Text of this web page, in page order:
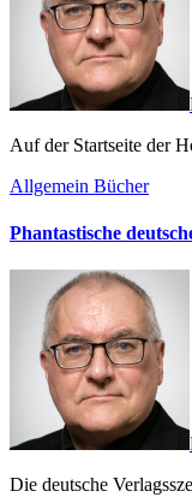
Auf der Startseite der
Allgemein Bücher
Phantastische
Die deutsche